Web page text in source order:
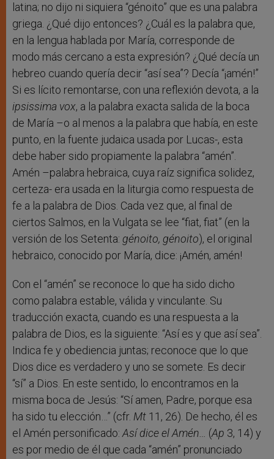
latina; no dijo ni siquiera “génoito” que es una palabra
griega. ¿Qué dijo entonces? ¿Cuál es la palabra que,
en la lengua hablada por María, corresponde de
modo más cercano a esta expresión? ¿Qué decía un
hebreo cuando quería decir “así sea”? Decía “¡amén!”
Si es lícito remontarse, con una reflexión devota, a la
ipsissima vox, a la palabra exacta salida de la boca
de María –o al menos a la palabra que había, en este
punto, en la fuente judaica usada por Lucas-, esta
debe haber sido propiamente la palabra “amén”.
Amén –palabra hebraica, cuya raíz significa solidez,
certeza- era usada en la liturgia como respuesta de
fe a la palabra de Dios. Cada vez que, al final de
ciertos Salmos, en la Vulgata se lee “fiat, fiat” (en la
versión de los Setenta: génoito, génoito), el original
hebraico, conocido por María, dice: ¡Amén, amén!
Con el “amén” se reconoce lo que ha sido dicho
como palabra estable, válida y vinculante. Su
traducción exacta, cuando es una respuesta a la
palabra de Dios, es la siguiente: “Así es y que así sea”.
Indica fe y obediencia juntas; reconoce que lo que
Dios dice es verdadero y uno se somete. Es decir
“sí” a Dios. En este sentido, lo encontramos en la
misma boca de Jesús: “Sí amen, Padre, porque esa
ha sido tu elección…” (cfr. Mt 11, 26). De hecho, él es
el Amén personificado:Así dice el Amén… (Ap 3, 14) y
es por medio de él que cada “amén” pronunciado